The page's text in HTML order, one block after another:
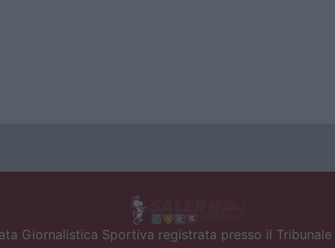
Giornalistica Sportiva registrata presso il